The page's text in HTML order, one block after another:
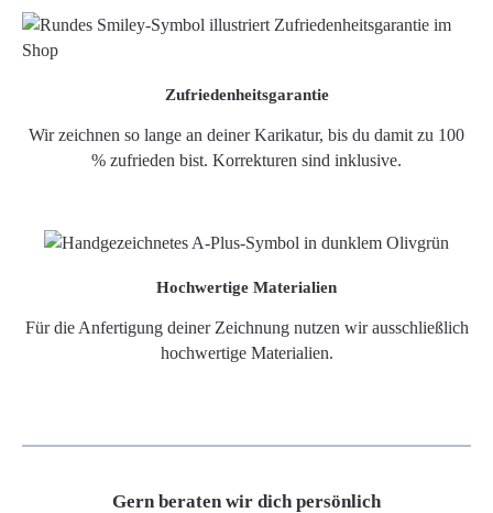
Zufriedenheitsgarantie
Wir zeichnen so lange an deiner Karikatur, bis du damit zu 100
% zufrieden bist. Korrekturen sind inklusive.
Hochwertige Materialien
Für die Anfertigung deiner Zeichnung nutzen wir ausschließlich
hochwertige Materialien.
Gern beraten wir dich persönlich